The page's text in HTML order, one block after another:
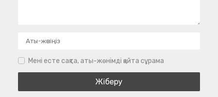
Мені есте сақта, аты-жөнімді қайта сұрама